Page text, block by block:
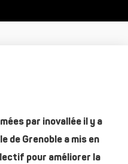
par inovallée il y a
de Grenoble a mis en
pour améliorer la